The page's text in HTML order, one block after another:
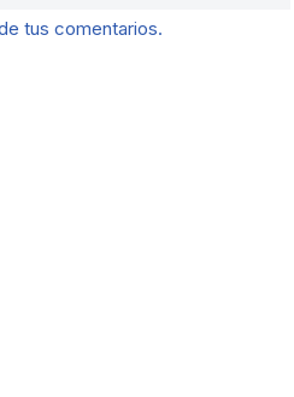
tus comentarios.